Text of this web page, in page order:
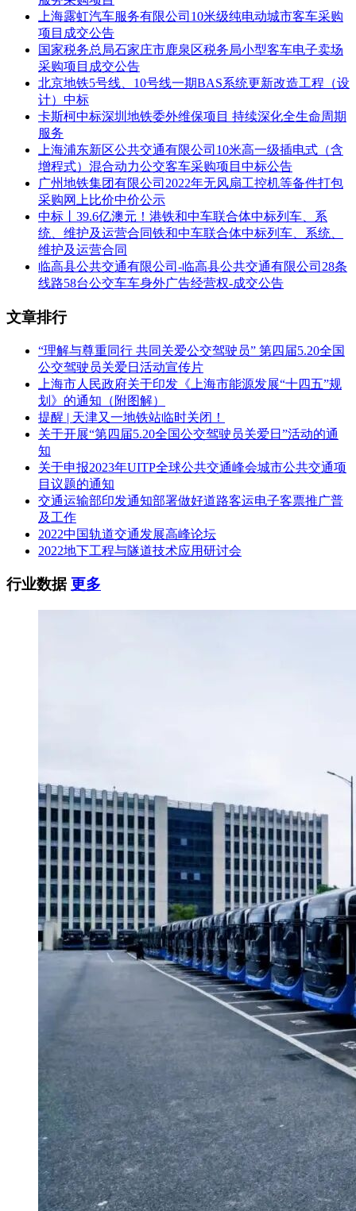
元/辆·年
五、评审专家（单一来源采购人员）名单：
宋安、徐涛、方祖华、花明敏、魏人杰、孙家星、仲文秀
六、代理服务收费标准及金额：
本项目代理费收费标准：中标人在签订合同后5日内，一次性
向招标代理单位支付服务费人民币37440元整。
本项目代理费总金额：3.7440000 万元（人民币）
七、公告期限
自本公告发布之日起1个工作日。
八、其它补充事宜
1、上海万象汽车制造有限公司报价、技术参数和技术要求、
售后服务等优于其他单位。2、如对中标结果有异议，请于本
公告有效期截至之日起七个工作日内以书面形式向上海衷洲管
理咨询有限公司（地址：上海市闵行区华西路600号优大科技
园A710，邮编：201108，联系人：孙飞，联系电话：
17621940319）提出质疑。
九、凡对本次公告内容提出询问，请按以下方式联系。
1.采购人信息
名 称：上海金山巴士公共交通有限公司
地址：上海市金山区石化地区金一路31号
联系方式：朱辉军 021-57970282
2.采购代理机构信息
名 称：上海衷洲管理咨询有限公司
地址：上海市闵行区华西路600号优大科技园A710
上海露虹汽车服务有限公司10米级纯电动城市客车采购
项目成交公告
国家税务总局石家庄市鹿泉区税务局小型客车电子卖场
采购项目成交公告
北京地铁5号线、10号线一期BAS系统更新改造工程（设
计）中标
卡斯柯中标深圳地铁委外维保项目 持续深化全生命周期
服务
上海浦东新区公共交通有限公司10米高一级插电式（含
增程式）混合动力公交客车采购项目中标公告
广州地铁集团有限公司2022年无风扇工控机等备件打包
采购网上比价中价公示
中标丨39.6亿澳元！港铁和中车联合体中标列车、系
统、维护及运营合同铁和中车联合体中标列车、系统、
维护及运营合同
临高县公共交通有限公司-临高县公共交通有限公司28条
线路58台公交车车身外广告经营权-成交公告
文章排行
“理解与尊重同行 共同关爱公交驾驶员” 第四届5.20全国
公交驾驶员关爱日活动宣传片
上海市人民政府关于印发《上海市能源发展“十四五”规
划》的通知（附图解）
提醒 | 天津又一地铁站临时关闭！
关于开展“第四届5.20全国公交驾驶员关爱日”活动的通
知
关于申报2023年UITP全球公共交通峰会城市公共交通项
目议题的通知
交通运输部印发通知部署做好道路客运电子客票推广普
及工作
2022中国轨道交通发展高峰论坛
2022地下工程与隧道技术应用研讨会
行业数据更多